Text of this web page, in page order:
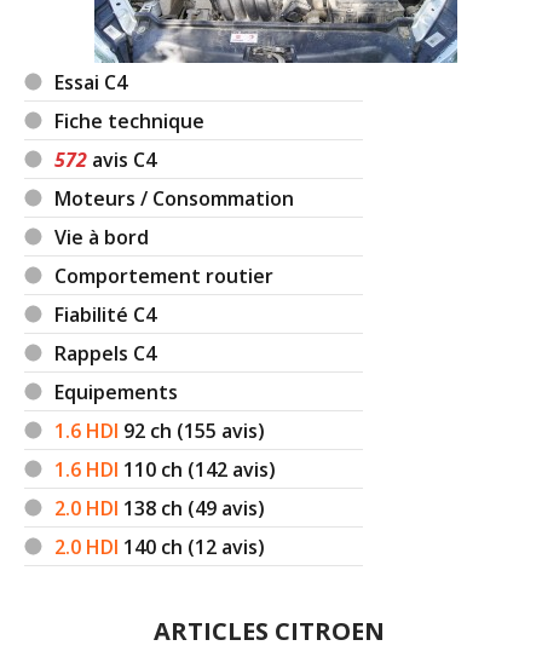
Essai C4
Fiche technique
572 avis C4
Moteurs / Consommation
Vie à bord
Comportement routier
Fiabilité C4
Rappels C4
Equipements
1.6 HDI 92 ch (155 avis)
1.6 HDI 110 ch (142 avis)
2.0 HDI 138 ch (49 avis)
2.0 HDI 140 ch (12 avis)
ARTICLES CITROEN